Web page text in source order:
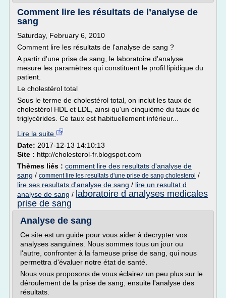
Comment lire les résultats de l’analyse de
sang
Saturday, February 6, 2010
Comment lire les résultats de l'analyse de sang ?
A partir d'une prise de sang, le laboratoire d'analyse
mesure les paramètres qui constituent le profil lipidique du
patient.
Le cholestérol total
Sous le terme de cholestérol total, on inclut les taux de
cholestérol HDL et LDL, ainsi qu'un cinquième du taux de
triglycérides. Ce taux est habituellement inférieur...
Lire la suite
Date: 2017-12-13 14:10:13
Site : http://cholesterol-fr.blogspot.com
Thèmes liés : comment lire des resultats d'analyse de
sang / comment lire les resultats d'une prise de sang cholesterol /
lire ses resultats d'analyse de sang / lire un resultat d
analyse de sang / laboratoire d analyses medicales
prise de sang
Analyse de sang
Ce site est un guide pour vous aider à decrypter vos
analyses sanguines. Nous sommes tous un jour ou
l'autre, confronter à la fameuse prise de sang, qui nous
permettra d'évaluer notre état de santé.
Nous vous proposons de vous éclairez un peu plus sur le
déroulement de la prise de sang, ensuite l'analyse des
résultats.